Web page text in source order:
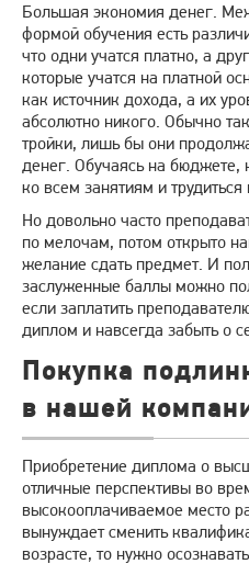
Большая экономия денег.
формой обучения есть
что одни учатся платно, а
которые учатся на платной
как источник дохода, а их
абсолютно никого. Обычно
тройки, лишь бы они
денег. Обучаясь на бюджете,
ко всем занятиям и трудиться
Но довольно часто
по мелочам, потом открыто
желание сдать предмет. И
заслуженные баллы можно
если заплатить
диплом и навсегда забыть о
Покупка
в нашей
Приобретение диплома о
отличные перспективы во
высокооплачиваемое место
вынуждает сменить
возрасте, то нужно